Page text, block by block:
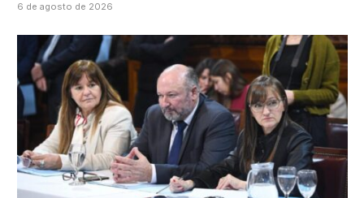
6 de agosto de 2026